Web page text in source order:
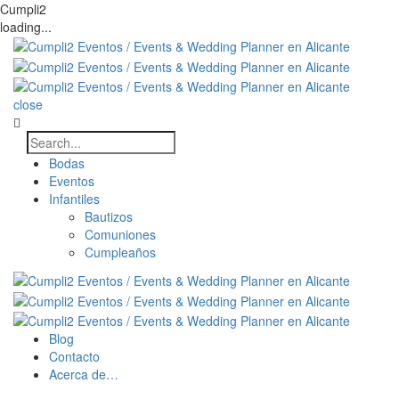
Cumpli2
loading...
close
Bodas
Eventos
Infantiles
Bautizos
Comuniones
Cumpleaños
Blog
Contacto
Acerca de…